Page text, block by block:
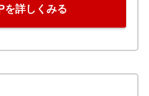
を詳しくみる